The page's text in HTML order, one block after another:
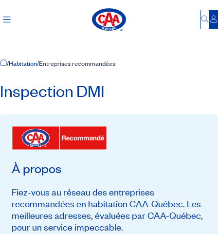
Accueil
/Habitation/Entreprises recommandées
Inspection DMI
À propos
Fiez-vous au réseau des entreprises
recommandées en habitation CAA-Québec. Les
meilleures adresses, évaluées par CAA-Québec,
pour un service impeccable.